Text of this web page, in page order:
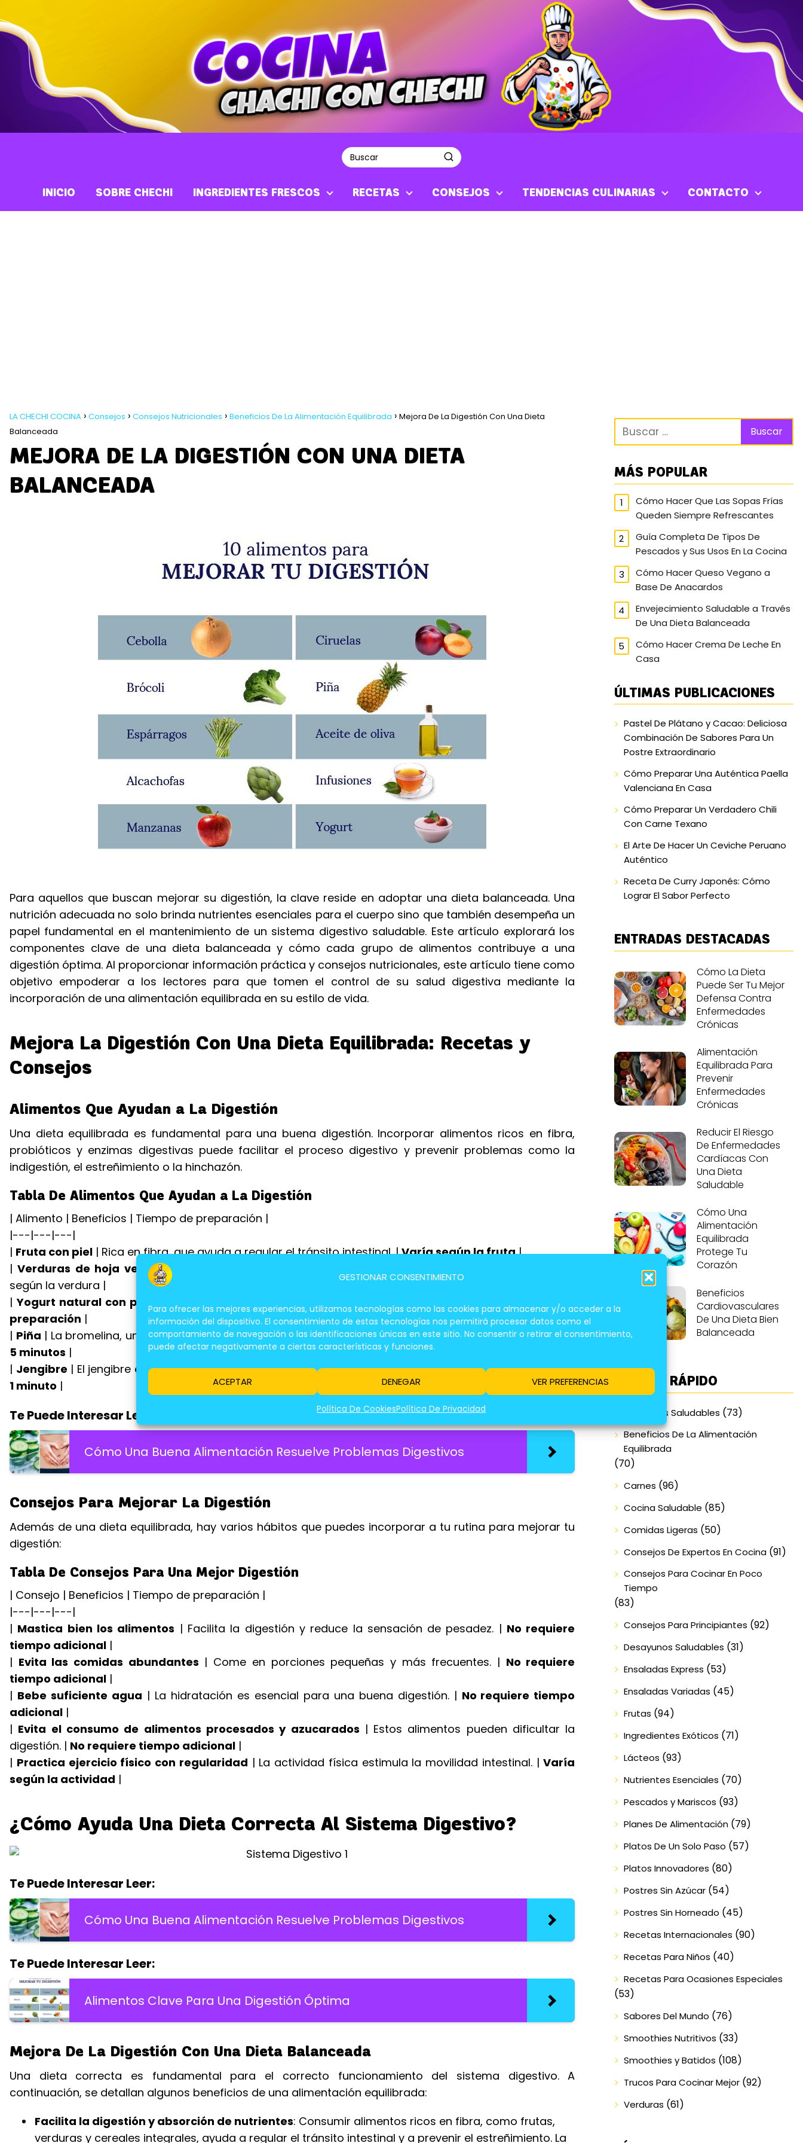
GESTIONAR CONSENTIMIENTO
Para ofrecer las mejores experiencias, utilizamos tecnologías como las cookies para almacenar y/o acceder a la
información del dispositivo. El consentimiento de estas tecnologías nos permitirá procesar datos como el
comportamiento de navegación o las identificaciones únicas en este sitio. No consentir o retirar el consentimiento,
puede afectar negativamente a ciertas características y funciones.
ACEPTAR DENEGAR VER PREFERENCIAS
Política De CookiesPolítica De Privacidad
INICIO SOBRE CHECHI INGREDIENTES FRESCOS RECETAS CONSEJOS TENDENCIAS CULINARIAS CONTACTO
LA CHECHI COCINA Consejos Consejos Nutricionales Beneficios De La Alimentación Equilibrada
Mejora De La Digestión Con Una Dieta
Balanceada
MEJORA DE LA DIGESTIÓN CON UNA DIETA
BALANCEADA
Para aquellos que buscan mejorar su digestión, la clave reside en adoptar una dieta balanceada. Una
nutrición adecuada no solo brinda nutrientes esenciales para el cuerpo sino que también desempeña un
papel fundamental en el mantenimiento de un sistema digestivo saludable. Este artículo explorará los
componentes clave de una dieta balanceada y cómo cada grupo de alimentos contribuye a una
digestión óptima. Al proporcionar información práctica y consejos nutricionales, este artículo tiene como
objetivo empoderar a los lectores para que tomen el control de su salud digestiva mediante la
incorporación de una alimentación equilibrada en su estilo de vida.
Mejora La Digestión Con Una Dieta Equilibrada: Recetas y
Consejos
Alimentos Que Ayudan a La Digestión
Una dieta equilibrada es fundamental para una buena digestión. Incorporar alimentos ricos en fibra,
probióticos y enzimas digestivas puede facilitar el proceso digestivo y prevenir problemas como la
indigestión, el estreñimiento o la hinchazón.
Tabla De Alimentos Que Ayudan a La Digestión
| Alimento | Beneficios | Tiempo de preparación |
|---|---|---|
| Fruta con piel | Rica en fibra, que ayuda a regular el tránsito intestinal. |Varía según la fruta|
|Verduras de hoja verde| Contienen fibra y enzimas digestivas que favorecen la digestión. | Varía
según la verdura |
|Yogurt natural con probióticos | Los probióticos ayudan a equilibrar la flora intestinal. | No requiere
preparación |
| Piña | La bromelina, una enzima presente en la piña, ayuda a digerir las proteínas. |Cortado en trozos:
5 minutos |
| Jengibre | El jengibre es un antiinflamatorio natural que puede ayudar a aliviar la indigestión. |Rallado:
1 minuto |
Te Puede Interesar Leer:
Cómo Una Buena Alimentación Resuelve Problemas Digestivos
Consejos Para Mejorar La Digestión
Además de una dieta equilibrada, hay varios hábitos que puedes incorporar a tu rutina para mejorar tu
digestión:
Tabla De Consejos Para Una Mejor Digestión
| Consejo | Beneficios | Tiempo de preparación |
|---|---|---|
| Mastica bien los alimentos | Facilita la digestión y reduce la sensación de pesadez. | No requiere
tiempo adicional |
| Evita las comidas abundantes | Come en porciones pequeñas y más frecuentes. | No requiere
tiempo adicional |
| Bebe suficiente agua | La hidratación es esencial para una buena digestión. | No requiere tiempo
adicional |
| Evita el consumo de alimentos procesados y azucarados | Estos alimentos pueden dificultar la
digestión. | No requiere tiempo adicional |
| Practica ejercicio físico con regularidad | La actividad física estimula la movilidad intestinal. |Varía
según la actividad |
¿Cómo Ayuda Una Dieta Correcta Al Sistema Digestivo?
Te Puede Interesar Leer:
Cómo Una Buena Alimentación Resuelve Problemas Digestivos
Te Puede Interesar Leer:
Alimentos Clave Para Una Digestión Óptima
Mejora De La Digestión Con Una Dieta Balanceada
Una dieta correcta es fundamental para el correcto funcionamiento del sistema digestivo. A
continuación, se detallan algunos beneficios de una alimentación equilibrada:
Facilita la digestión y absorción de nutrientes: Consumir alimentos ricos en fibra, como frutas,
verduras y cereales integrales, ayuda a regular el tránsito intestinal y a prevenir el estreñimiento. La
MÁS POPULAR
Cómo Hacer Que Las Sopas Frías
Queden Siempre Refrescantes
Guía Completa De Tipos De
Pescados y Sus Usos En La Cocina
Cómo Hacer Queso Vegano a
Base De Anacardos
Envejecimiento Saludable a Través
De Una Dieta Balanceada
Cómo Hacer Crema De Leche En
Casa
ÚLTIMAS PUBLICACIONES
Pastel De Plátano y Cacao: Deliciosa
Combinación De Sabores Para Un
Postre Extraordinario
Cómo Preparar Una Auténtica Paella
Valenciana En Casa
Cómo Preparar Un Verdadero Chili
Con Carne Texano
El Arte De Hacer Un Ceviche Peruano
Auténtico
Receta De Curry Japonés: Cómo
Lograr El Sabor Perfecto
ENTRADAS DESTACADAS
Cómo La Dieta
Puede Ser Tu Mejor
Defensa Contra
Enfermedades
Crónicas
Alimentación
Equilibrada Para
Prevenir
Enfermedades
Crónicas
Reducir El Riesgo
De Enfermedades
Cardíacas Con
Una Dieta
Saludable
Cómo Una
Alimentación
Equilibrada
Protege Tu
Corazón
Beneficios
Cardiovasculares
De Una Dieta Bien
Balanceada
ACCESO RÁPIDO
Alimentos Saludables (73)
Beneficios De La Alimentación
Equilibrada
(70)
Carnes (96)
Cocina Saludable (85)
Comidas Ligeras (50)
Consejos De Expertos En Cocina(91)
Consejos Para Cocinar En Poco
Tiempo
(83)
Consejos Para Principiantes (92)
Desayunos Saludables (31)
Ensaladas Express (53)
Ensaladas Variadas (45)
Frutas (94)
Ingredientes Exóticos (71)
Lácteos (93)
Nutrientes Esenciales (70)
Pescados y Mariscos (93)
Planes De Alimentación(79)
Platos De Un Solo Paso (57)
Platos Innovadores (80)
Postres Sin Azúcar(54)
Postres Sin Horneado (45)
Recetas Internacionales (90)
Recetas Para Niños (40)
Recetas Para Ocasiones Especiales
(53)
Sabores Del Mundo (76)
Smoothies Nutritivos (33)
Smoothies y Batidos (108)
Trucos Para Cocinar Mejor(92)
Verduras (61)